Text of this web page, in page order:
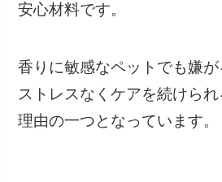
安心材料です。
香りに敏感なペットでも嫌が
ストレスなくケアを続けら
理由の一つとなっています。